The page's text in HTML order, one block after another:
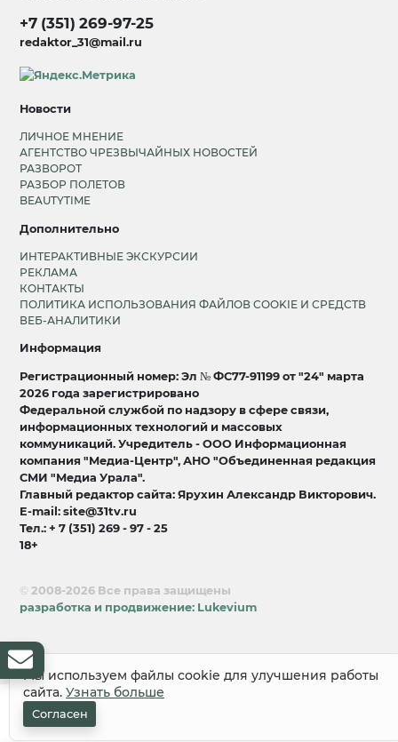
+7 (351) 269-97-25
redaktor_31@mail.ru
Новости
ЛИЧНОЕ МНЕНИЕ
АГЕНТСТВО ЧРЕЗВЫЧАЙНЫХ НОВОСТЕЙ
РАЗВОРОТ
РАЗБОР ПОЛЕТОВ
BEAUTYTIME
Дополнительно
ИНТЕРАКТИВНЫЕ ЭКСКУРСИИ
РЕКЛАМА
КОНТАКТЫ
ПОЛИТИКА ИСПОЛЬЗОВАНИЯ ФАЙЛОВ COOKIE И СРЕДСТВ
ВЕБ-АНАЛИТИКИ
Информация
Регистрационный номер: Эл № ФС77-91199 от "24" марта
2026 года зарегистрировано
Федеральной службой по надзору в сфере связи,
информационных технологий и массовых
коммуникаций. Учредитель - ООО Информационная
компания "Медиа-Центр", АНО "Объединенная редакция
СМИ "Медиа Урала".
Главный редактор сайта: Ярухин Александр Викторович.
E-mail: site@31tv.ru
Тел.: + 7 (351) 269 - 97 - 25
18+
© 2008-2026 Все права защищены
разработка и продвижение: Lukevium
Мы используем файлы cookie для улучшения работы
сайта. Узнать больше
Согласен